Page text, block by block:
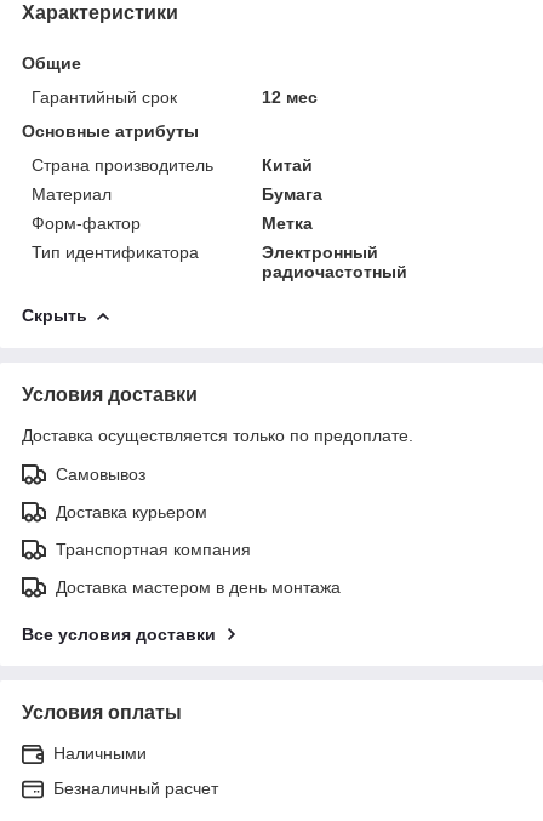
Характеристики
Общие
Гарантийный срок
12 мес
Основные атрибуты
Страна производитель
Китай
Материал
Бумага
Форм-фактор
Метка
Тип идентификатора
Электронный
радиочастотный
Скрыть
Условия доставки
Доставка осуществляется только по предоплате.
Самовывоз
Доставка курьером
Транспортная компания
Доставка мастером в день монтажа
Все условия доставки
Условия оплаты
Наличными
Безналичный расчет